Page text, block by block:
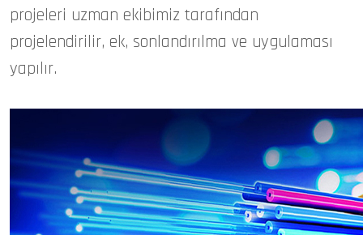
projeleri uzman ekibimiz tarafından
projelendirilir, ek, sonlandırılma ve uygulaması
yapılır.